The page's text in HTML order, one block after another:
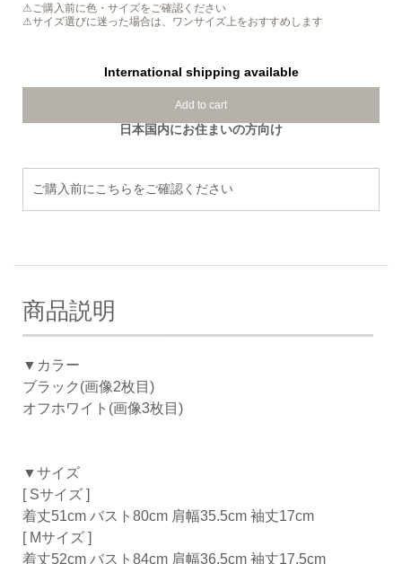
⚠ご購入前に色・サイズをご確認ください
⚠サイズ選びに迷った場合は、ワンサイズ上をおすすめします
International shipping available
Add to cart
日本国内にお住まいの方向け
ご購入前にこちらをご確認ください
商品説明
▼カラー
ブラック(画像2枚目)
オフホワイト(画像3枚目)
▼サイズ
[ Sサイズ ]
着丈51cm バスト80cm 肩幅35.5cm 袖丈17cm
[ Mサイズ ]
着丈52cm バスト84cm 肩幅36.5cm 袖丈17.5cm